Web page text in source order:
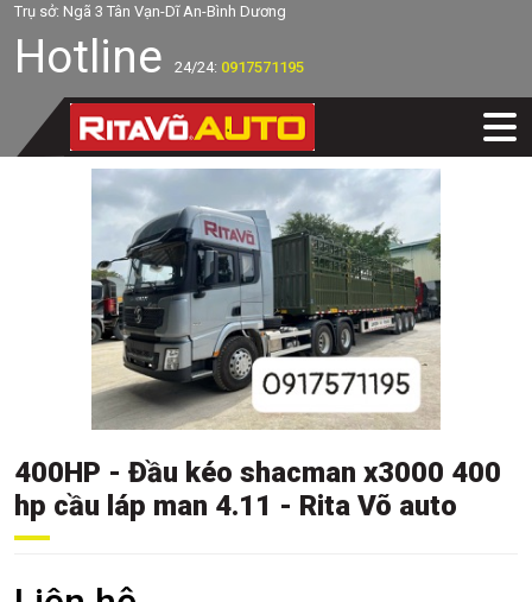
Trụ sở: Ngã 3 Tân Vạn-Dĩ An-Bình Dương
Hotline 24/24: 0917571195
400HP - Đầu kéo shacman x3000 400
hp cầu láp man 4.11 - Rita Võ auto